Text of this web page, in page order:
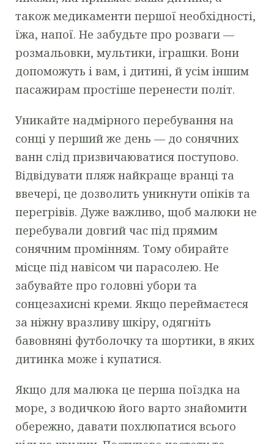
також медикаменти першої необхідності,
їжа, напої. Не забудьте про розваги —
розмальовки, мультики, іграшки. Вони
допоможуть і вам, і дитині, й усім іншим
пасажирам простіше перенести політ.
Уникайте надмірного перебування на
сонці у перший же день — до сонячних
ванн слід призвичаюватися поступово.
Відвідувати пляж найкраще вранці та
ввечері, це дозволить уникнути опіків та
перегрівів. Дуже важливо, щоб малюки не
перебували довгий час під прямим
сонячним промінням. Тому обирайте
місце під навісом чи парасолею. Не
забувайте про головні убори та
сонцезахисні креми. Якщо переймаєтеся
за ніжну вразливу шкіру, одягніть
бавовняні футболочку та шортики, в яких
дитинка може і купатися.
Якщо для малюка це перша поїздка на
море, з водичкою його варто знайомити
обережно, давати похлюпатися всього